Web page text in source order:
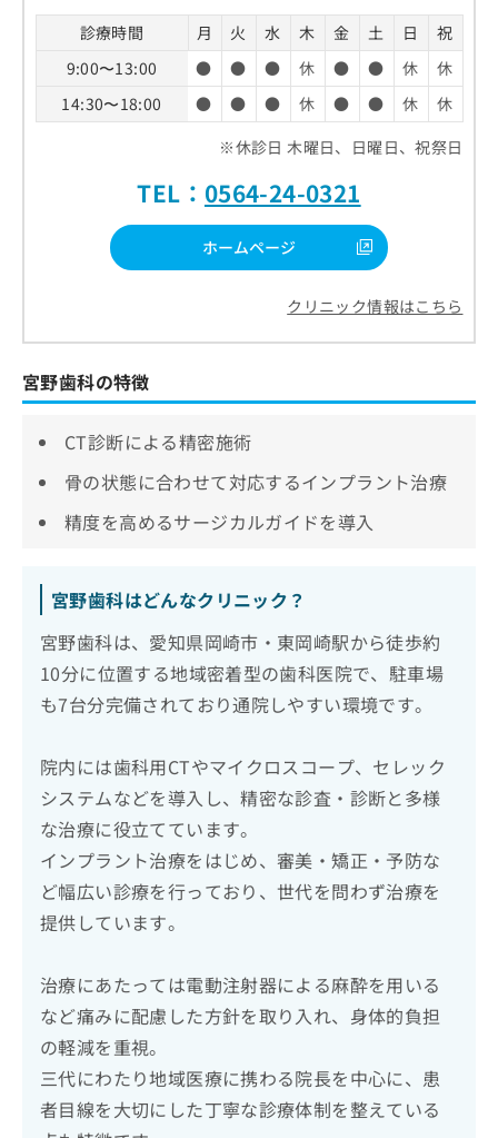
診療時間 月 火 水 木 金 土 日
祝
9:00〜13:00
● ● ● 休 ● ● 休
休
14:30〜18:00
● ● ● 休 ● ● 休
休
※休診日 木曜日、日曜日、祝祭日
TEL： 0564-24-0321
ホームページ
クリニック情報はこちら
宮野歯科の特徴
CT診断による精密施術
骨の状態に合わせて対応するインプラント治療
精度を高めるサージカルガイドを導入
宮野歯科はどんなクリニック？
宮野歯科は、愛知県岡崎市・東岡崎駅から徒歩約
10分に位置する地域密着型の歯科医院で、駐車場
も7台分完備されており通院しやすい環境です。
院内には歯科用CTやマイクロスコープ、セレック
システムなどを導入し、精密な診査・診断と多様
な治療に役立てています。
インプラント治療をはじめ、審美・矯正・予防な
ど幅広い診療を行っており、世代を問わず治療を
提供しています。
治療にあたっては電動注射器による麻酔を用いる
など痛みに配慮した方針を取り入れ、身体的負担
の軽減を重視。
三代にわたり地域医療に携わる院長を中心に、患
者目線を大切にした丁寧な診療体制を整えている